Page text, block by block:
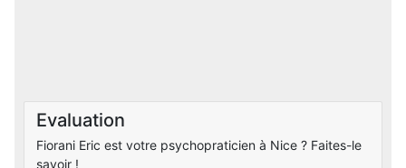
Evaluation
Fiorani Eric est votre psychopraticien à Nice ? Faites-le
savoir !